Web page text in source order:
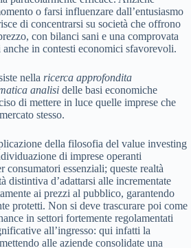
o farsi influenzare dall’entusiasmo
di concentrarsi su società che offrono
con bilanci sani e una comprovata
in contesti economici sfavorevoli.
nella ricerca approfondita
analisi delle basi economiche
di mettere in luce quelle imprese che
stesso.
della filosofia del value investing
di imprese operanti
consumatori essenziali; queste realtà
distintiva d’adattarsi alle incrementate
ai prezzi al pubblico, garantendo
protetti. Non si deve trascurare poi come
in settori fortemente regolamentati
all’ingresso: qui infatti la
alle aziende consolidate una